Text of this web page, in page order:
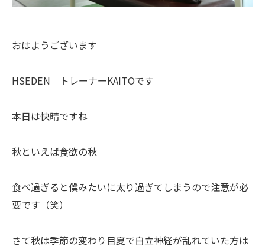
おはようございます
HSEDEN トレーナーKAITOです
本日は快晴ですね
秋といえば食欲の秋
食べ過ぎると僕みたいに太り過ぎてしまうので注意が必
要です（笑）
さて秋は季節の変わり目夏で自立神経が乱れていた方は